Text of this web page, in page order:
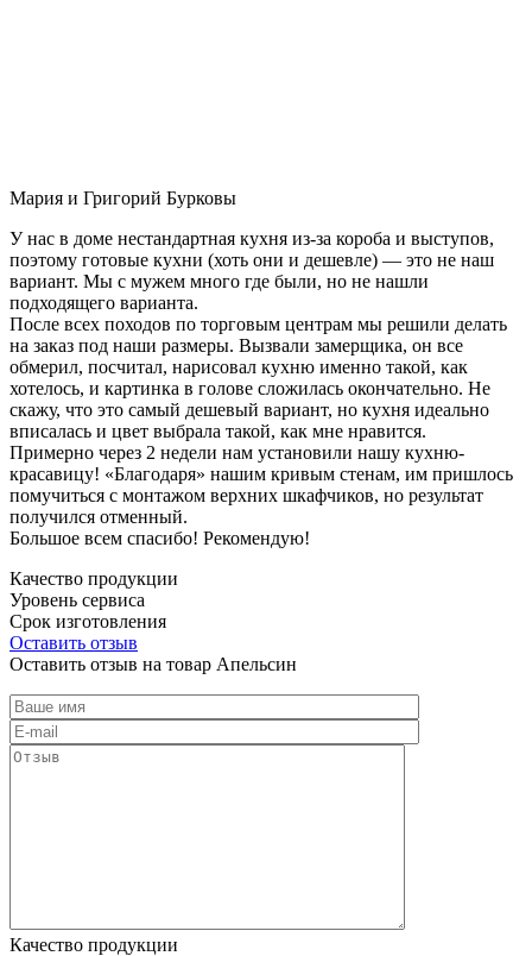
Мария и Григорий Бурковы
У нас в доме нестандартная кухня из-за короба и выступов,
поэтому готовые кухни (хоть они и дешевле) — это не наш
вариант. Мы с мужем много где были, но не нашли
подходящего варианта.
После всех походов по торговым центрам мы решили делать
на заказ под наши размеры. Вызвали замерщика, он все
обмерил, посчитал, нарисовал кухню именно такой, как
хотелось, и картинка в голове сложилась окончательно. Не
скажу, что это самый дешевый вариант, но кухня идеально
вписалась и цвет выбрала такой, как мне нравится.
Примерно через 2 недели нам установили нашу кухню-
красавицу! «Благодаря» нашим кривым стенам, им пришлось
помучиться с монтажом верхних шкафчиков, но результат
получился отменный.
Большое всем спасибо! Рекомендую!
Качество продукции
Уровень сервиса
Срок изготовления
Оставить отзыв
Оставить отзыв на товар Апельсин
Качество продукции